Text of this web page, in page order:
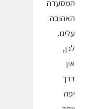
המסעדה
האהובה
עלינו.
לכן,
אין
דרך
יפה